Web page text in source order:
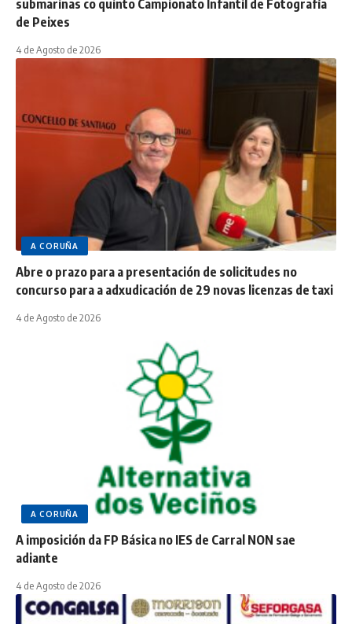
submarinas co quinto Campionato Infantil de Fotografía
de Peixes
4 de Agosto de 2026
A CORUÑA
Abre o prazo para a presentación de solicitudes no
concurso para a adxudicación de 29 novas licenzas de taxi
4 de Agosto de 2026
A CORUÑA
A imposición da FP Básica no IES de Carral NON sae
adiante
4 de Agosto de 2026